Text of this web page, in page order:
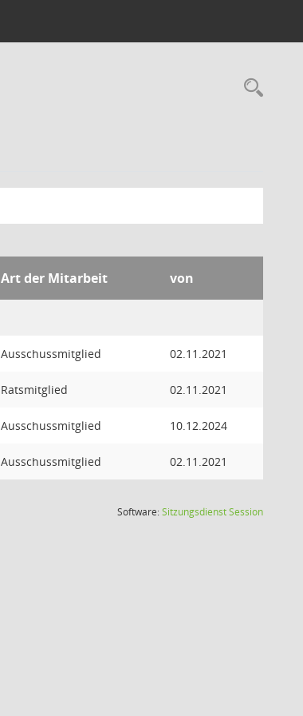
Art der Mitarbeit von
Ausschussmitglied 02.11.2021
Ratsmitglied 02.11.2021
Ausschussmitglied 10.12.2024
Ausschussmitglied 02.11.2021
Software:SitzungsdienstSession(Wird in